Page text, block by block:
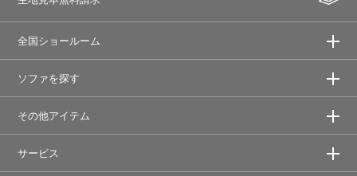
全国ショールーム
ソファを探す
その他アイテム
サービス